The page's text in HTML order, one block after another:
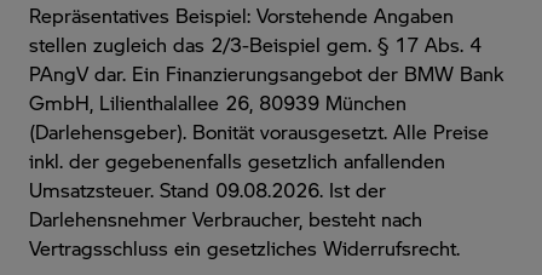
Repräsentatives Beispiel: Vorstehende Angaben
stellen zugleich das 2/3-Beispiel gem. § 17 Abs. 4
PAngV dar. Ein Finanzierungsangebot der BMW Bank
GmbH, Lilienthalallee 26, 80939 München
(Darlehensgeber). Bonität vorausgesetzt. Alle Preise
inkl. der gegebenenfalls gesetzlich anfallenden
Umsatzsteuer. Stand 09.08.2026. Ist der
Darlehensnehmer Verbraucher, besteht nach
Vertragsschluss ein gesetzliches Widerrufsrecht.